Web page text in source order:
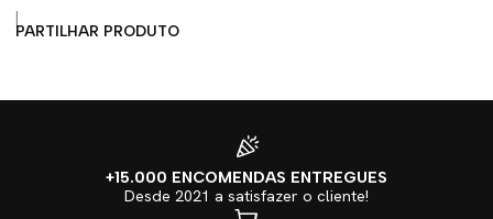
quem pratica desporto ou simplesmente para os momentos
de lazer, a camisola de treino Benfica 24/25 combina design
instituições desportivas de Portugal.
- **Material de alta qualidade:** Fabricada com tecidos
|
PARTILHAR PRODUTO
+15.000 ENCOMENDAS ENTREGUES
Desde 2021 a satisfazer o cliente!